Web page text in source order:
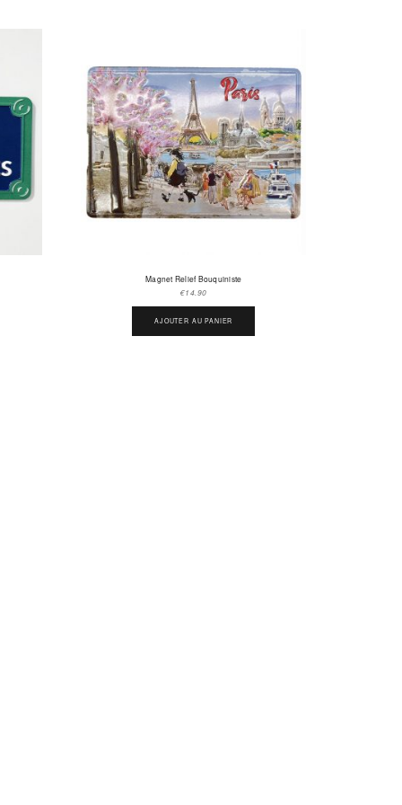
Magnet Relief Bouquiniste
€14.90
AJOUTER AU PANIER